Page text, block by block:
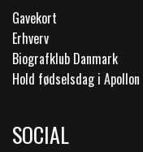
Gavekort
Erhverv
Biografklub Danmark
Hold fødselsdag i Apollon
SOCIAL